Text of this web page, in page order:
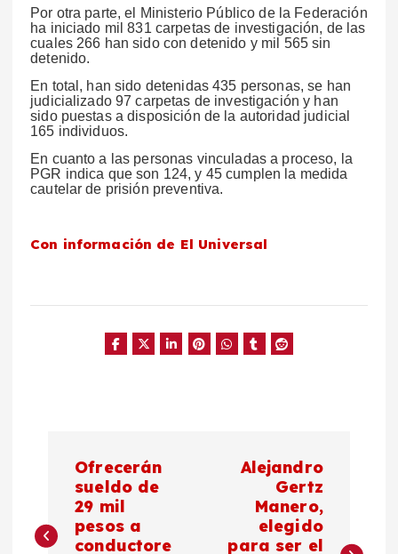
Por otra parte, el Ministerio Público de la Federación
ha iniciado mil 831 carpetas de investigación, de las
cuales 266 han sido con detenido y mil 565 sin
detenido.
En total, han sido detenidas 435 personas, se han
judicializado 97 carpetas de investigación y han
sido puestas a disposición de la autoridad judicial
165 individuos.
En cuanto a las personas vinculadas a proceso, la
PGR indica que son 124, y 45 cumplen la medida
cautelar de prisión preventiva.
Con información de El Universal
v
Ofrecerán
sueldo de
29 mil
pesos a
conductore
Alejandro
Gertz
Manero,
elegido
para ser el